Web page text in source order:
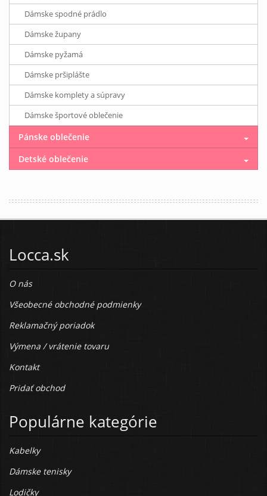
Dámske spodné prádlo
Dámske župany
Dámske pyžamá
Dámske pršiplášte
Dámske komplety a súpravy
Dámske športové oblečenie
Pánske oblečenie
Detské oblečenie
Locca.sk
O nás
Všeobecné obchodné podmienky
Reklamačný poriadok
Výmena / vrátenie tovaru
Kontakt
Pridať obchod
Populárne kategórie
Kabelky
Dámske tenisky
Lodičky